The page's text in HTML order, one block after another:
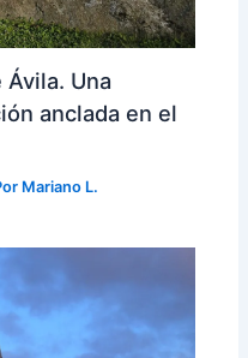
Una
anclada en el
Mariano L.